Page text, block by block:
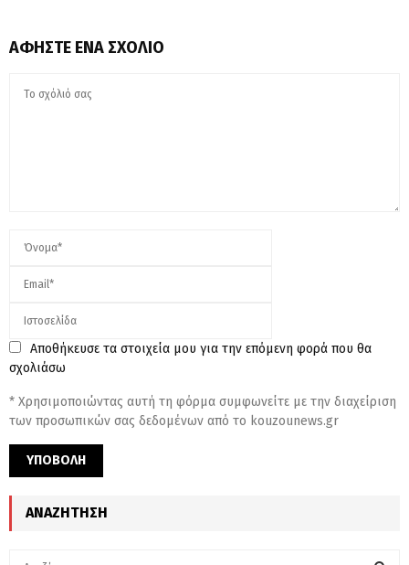
ΑΦΉΣΤΕ ΈΝΑ ΣΧΌΛΙΟ
Αποθήκευσε τα στοιχεία μου για την επόμενη φορά που θα
σχολιάσω
* Χρησιμοποιώντας αυτή τη φόρμα συμφωνείτε με την διαχείριση
των προσωπικών σας δεδομένων από το kouzounews.gr
ΑΝΑΖΉΤΗΣΗ